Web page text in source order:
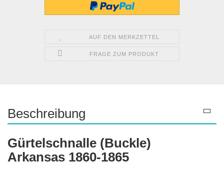
AUF DEN MERKZETTEL
FRAGE ZUM PRODUKT
Beschreibung
Gürtelschnalle (Buckle)
Arkansas 1860-1865